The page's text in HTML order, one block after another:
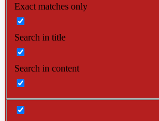
Exact matches only
Search in title
Search in content